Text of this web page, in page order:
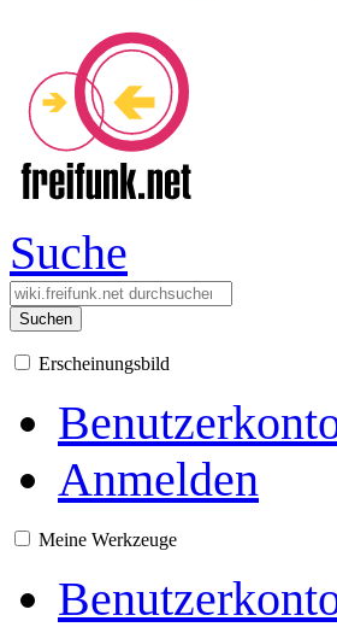
Suche
Suchen
Erscheinungsbild
Anmelden
Meine Werkzeuge